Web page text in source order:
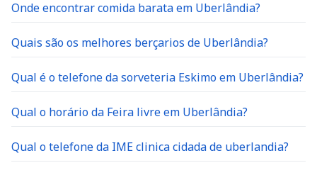
Onde encontrar comida barata em Uberlândia?
Quais são os melhores berçarios de Uberlândia?
Qual é o telefone da sorveteria Eskimo em Uberlândia?
Qual o horário da Feira livre em Uberlândia?
Qual o telefone da IME clinica cidada de uberlandia?